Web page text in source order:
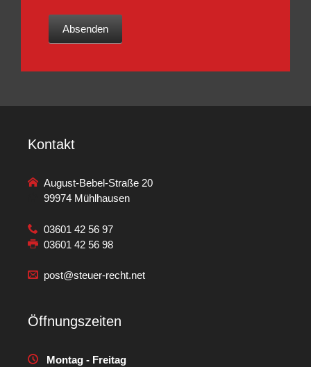
Absenden
Kontakt
August-Bebel-Straße 20
99974 Mühlhausen
03601 42 56 97
03601 42 56 98
post@steuer-recht.net
Öffnungszeiten
Montag - Freitag